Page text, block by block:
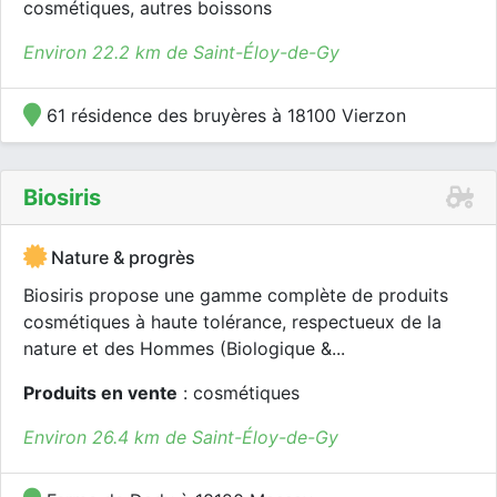
cosmétiques, autres boissons
Environ 22.2 km de Saint-Éloy-de-Gy
61 résidence des bruyères à 18100 Vierzon
Biosiris
Nature & progrès
Biosiris propose une gamme complète de produits
cosmétiques à haute tolérance, respectueux de la
nature et des Hommes (Biologique &...
Produits en vente : cosmétiques
Environ 26.4 km de Saint-Éloy-de-Gy